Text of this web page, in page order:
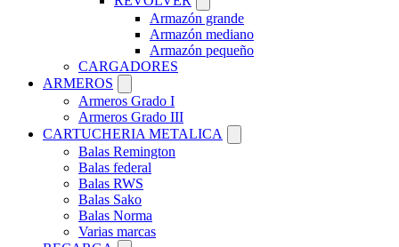
Armazón grande
Armazón mediano
Armazón pequeño
CARGADORES
ARMEROS
Armeros Grado I
Armeros Grado III
CARTUCHERIA METALICA
Balas Remington
Balas federal
Balas RWS
Balas Sako
Balas Norma
Varias marcas